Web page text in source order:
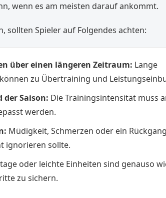
wenn es am meisten darauf ankommt.
sollten Spieler auf Folgendes achten:
über einen längeren Zeitraum: Lange
zu Übertraining und
der Saison: Die Trainingsintensität muss
werden.
Müdigkeit, Schmerzen oder ein
ignorieren sollte.
oder leichte Einheiten sind genauso
zu sichern.